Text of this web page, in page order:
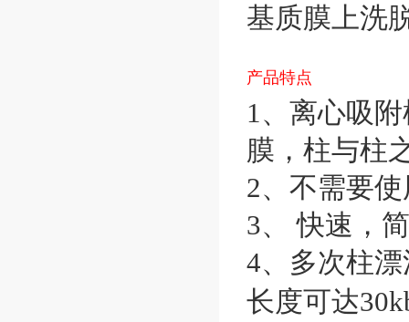
基质膜上洗
产品特点
1、离心吸
膜，柱与柱
2、不需要
3、 快速，
4、多次柱
长度可达